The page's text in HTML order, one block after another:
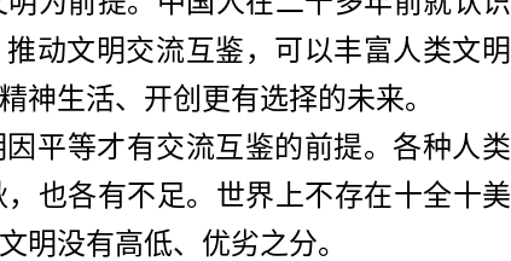
动文明交流互鉴，可以丰富人类文明
神生活、开创更有选择的未来。
平等才有交流互鉴的前提。各种人类
也各有不足。世界上不存在十全十美
明没有高低、优劣之分。